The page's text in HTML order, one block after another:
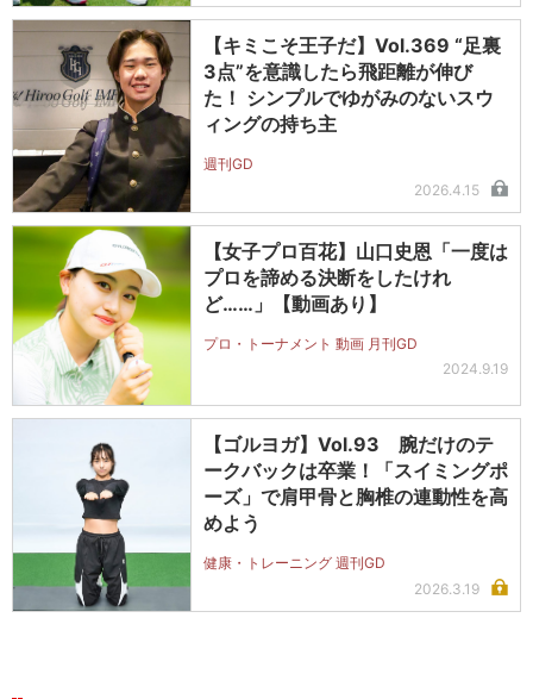
【キミこそ王子だ】Vol.369 “足裏
3点”を意識したら飛距離が伸び
た！ シンプルでゆがみのないスウ
ィングの持ち主
週刊GD
2026.4.15
【女子プロ百花】山口史恩「一度は
プロを諦める決断をしたけれ
ど……」【動画あり】
プロ・トーナメント 動画 月刊GD
2024.9.19
【ゴルヨガ】Vol.93 腕だけのテ
ークバックは卒業！「スイミングポ
ーズ」で肩甲骨と胸椎の連動性を高
めよう
健康・トレーニング 週刊GD
2026.3.19